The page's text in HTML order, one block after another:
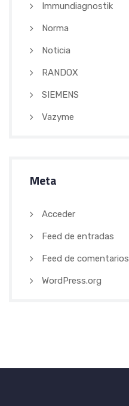
Immundiagnostik
Norma
Noticia
RANDOX
SIEMENS
Vazyme
Meta
Acceder
Feed de entradas
Feed de comentarios
WordPress.org